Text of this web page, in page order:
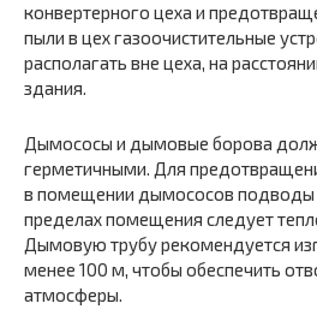
конвертерного цеха и
пыли в цех газоочистительные
располагать вне цеха, на
здания.
Дымососы и дымовые борова
герметичными. Для
в помещении дымососов подводы
пределах помещения следует
Дымовую трубу рекомендуется
менее 100 м, чтобы обеспечить
атмосферы.